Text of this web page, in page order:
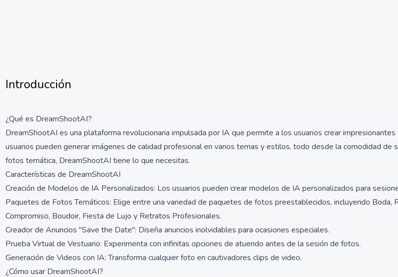
Introducción
¿Qué es DreamShootAI?
DreamShootAI es una plataforma revolucionaria impulsada por IA que permite a los usuarios crear
usuarios pueden generar imágenes de calidad profesional en varios temas y estilos, todo desde la comodidad de
fotos temática, DreamShootAI tiene lo que necesitas.
Características de DreamShootAI
Creación de Modelos de IA Personalizados: Los usuarios pueden crear modelos de IA personalizados para
Paquetes de Fotos Temáticos: Elige entre una variedad de paquetes de fotos preestablecidos, incluyendo Boda,
Compromiso, Boudoir, Fiesta de Lujo y Retratos Profesionales.
Creador de Anuncios "Save the Date": Diseña anuncios inolvidables para ocasiones especiales.
Prueba Virtual de Vestuario: Experimenta con infinitas opciones de atuendo antes de la sesión de fotos.
Generación de Videos con IA: Transforma cualquier foto en cautivadores clips de video.
¿Cómo usar DreamShootAI?